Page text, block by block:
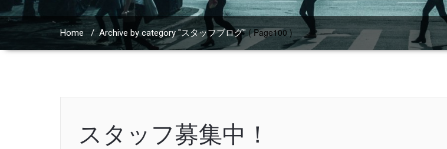
Home / Archive by category "スタッフブログ" ( Page100 )
スタッフ募集中！